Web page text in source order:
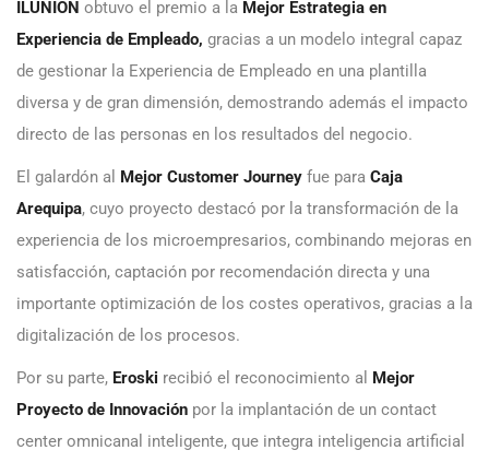
ILUNION obtuvo el premio a la Mejor Estrategia en
Experiencia de Empleado, gracias a un modelo integral capaz
de gestionar la Experiencia de Empleado en una plantilla
diversa y de gran dimensión, demostrando además el impacto
directo de las personas en los resultados del negocio.
El galardón al Mejor Customer Journey fue para Caja
Arequipa, cuyo proyecto destacó por la transformación de la
experiencia de los microempresarios, combinando mejoras en
satisfacción, captación por recomendación directa y una
importante optimización de los costes operativos, gracias a la
digitalización de los procesos.
Por su parte, Eroski recibió el reconocimiento al
Mejor
Proyecto de Innovación por la implantación de un contact
center omnicanal inteligente, que integra inteligencia artificial